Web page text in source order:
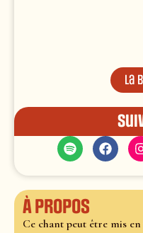
La
À propos
Ce chant peut être mis